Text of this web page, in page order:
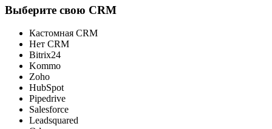
Выберите свою CRM
Кастомная CRM
Нет CRM
Bitrix24
Kommo
Zoho
HubSpot
Pipedrive
Salesforce
Leadsquared